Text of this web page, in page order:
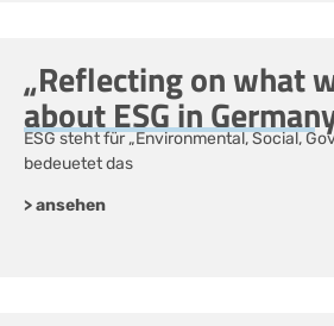
„Reflecting on what
about ESG in
ESG steht für „Environmental, Social,
bedeuetet das
> ansehen